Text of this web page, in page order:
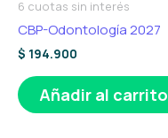
6 cuotas sin interés
CBP-Odontología 2027
$ 194.900
Añadir al carrito